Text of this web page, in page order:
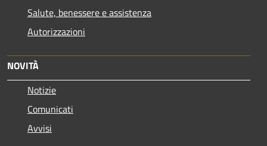
Salute, benessere e assistenza
Autorizzazioni
NOVITÀ
Notizie
Comunicati
Avvisi